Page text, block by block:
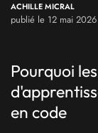
ACHILLE MICRAL
publié le 12 mai 2026
Pourquoi
en code